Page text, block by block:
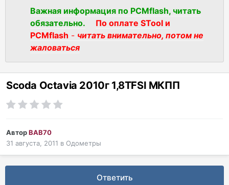
Важная информация по PCMflash, читать
обязательно.
По оплате STool и
PCMflash - читать внимательно, потом не
жаловаться
Scoda Octavia 2010г 1,8TFSI МКПП
АвторBAB70
31 августа, 2011 в Одометры
Ответить